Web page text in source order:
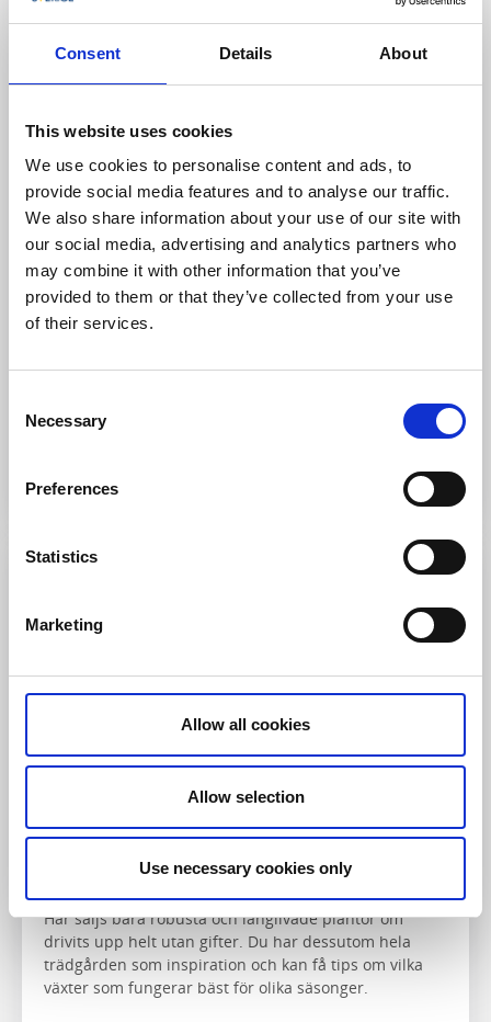
Consent Details About
This website uses cookies
We use cookies to personalise content and ads, to
provide social media features and to analyse our traffic.
We also share information about your use of our site with
our social media, advertising and analytics partners who
may combine it with other information that you’ve
provided to them or that they’ve collected from your use
of their services.
Selection
Necessary
Preferences
Statistics
Marketing
Allow all cookies
Allow selection
Use necessary cookies only
Sammels Lantgård
Landvetter
I plantskolan hos Sammels Lantgård kan du köpa
lättodlade perenner, kryddväxter och ett mindre
utbud av bärbuskar. Det finns även ett sortiment av
mer udda arter som varierar från år till år. Passa på
besöksträdgården, och ta en kopp kaffe i det
Känn Trädgården
Askim
Känn Trädgården är den lilla plantskolan i Göteborg
där du kan handla egenodlade perenner och lökar.
Här säljs bara robusta och långlivade plantor om
drivits upp helt utan gifter. Du har dessutom hela
trädgården som inspiration och kan få tips om vilka
växter som fungerar bäst för olika säsonger.